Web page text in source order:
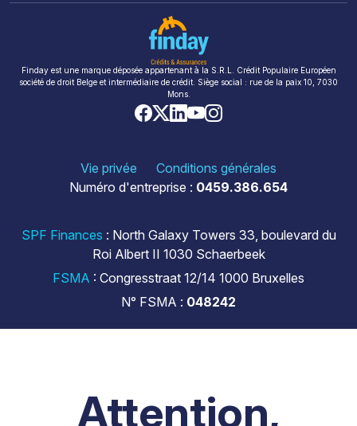
Finday est une marque déposée appartenant à la S.R.L. Crédit Populaire Européen
société de droit Belge et intermédiaire de crédit. Siège social : rue de la paix 10, 7030
Mons.
Vie privée
Conditions générales
Numéro d'entreprise : 0459.386.654
SPF Finances : North Galaxy Towers 33, boulevard du
Roi Albert II 1030 Schaerbeek
FSMA : Congresstraat 12/14 1000 Bruxelles
N° FSMA : 048242
Attention,